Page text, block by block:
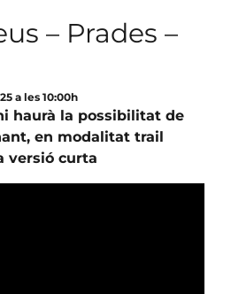
– Prades –
a les 10:00h
haurà la possibilitat de
en modalitat trail
versió curta